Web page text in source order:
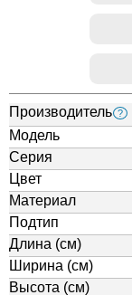
Производитель ?
Модель
Серия
Цвет
Материал
Подтип
Длина (см)
Ширина (см)
Высота (см)